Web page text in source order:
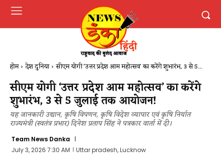
होम देश दुनिया सीएम योगी 'उत्तर प्रदेश आम महोत्सव' का करेंगे शुभारंभ, 3 से 5...
सीएम योगी ‘उत्तर प्रदेश आम महोत्सव’ का करेंगे
शुभारंभ, 3 से 5 जुलाई तक आयोजन!
यह जानकारी उद्यान, कृषि विपणन, कृषि विदेश व्यापार एवं कृषि निर्यात
राज्यमंत्री (स्वतंत्र प्रभार) दिनेश प्रताप सिंह ने पत्रकार वार्ता में दी।
Team News Danka
July 3, 2026 7:30 AM
Uttar pradesh, Lucknow